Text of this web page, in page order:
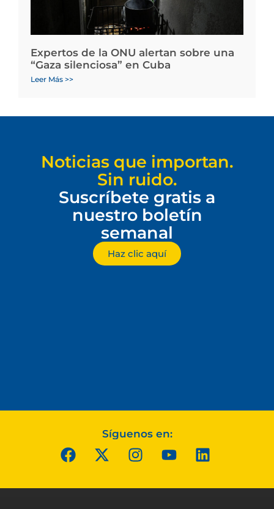
Expertos de la ONU alertan sobre una
“Gaza silenciosa” en Cuba
Leer Más >>
Noticias que importan.
Sin ruido.
Suscríbete gratis a
nuestro boletín
semanal
Haz clic aquí
Síguenos en: